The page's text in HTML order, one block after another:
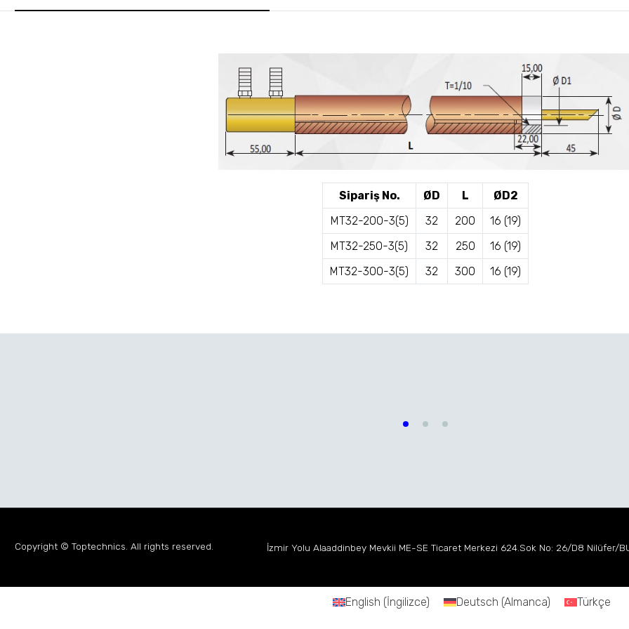
Sipariş No. ØD L
ØD2
MT32-200-3(5)
32 200
16 (19)
MT32-250-3(5)
32 250
16 (19)
MT32-300-3(5)
32 300 16 (19)
Copyright © Toptechnics. All rights reserved. İzmir Yolu Alaaddinbey Mevkii ME-SE Ticaret Merkezi 624.Sok No: 26/D8 Nilüfer/
English (İngilizce) Deutsch (Almanca) Türkçe